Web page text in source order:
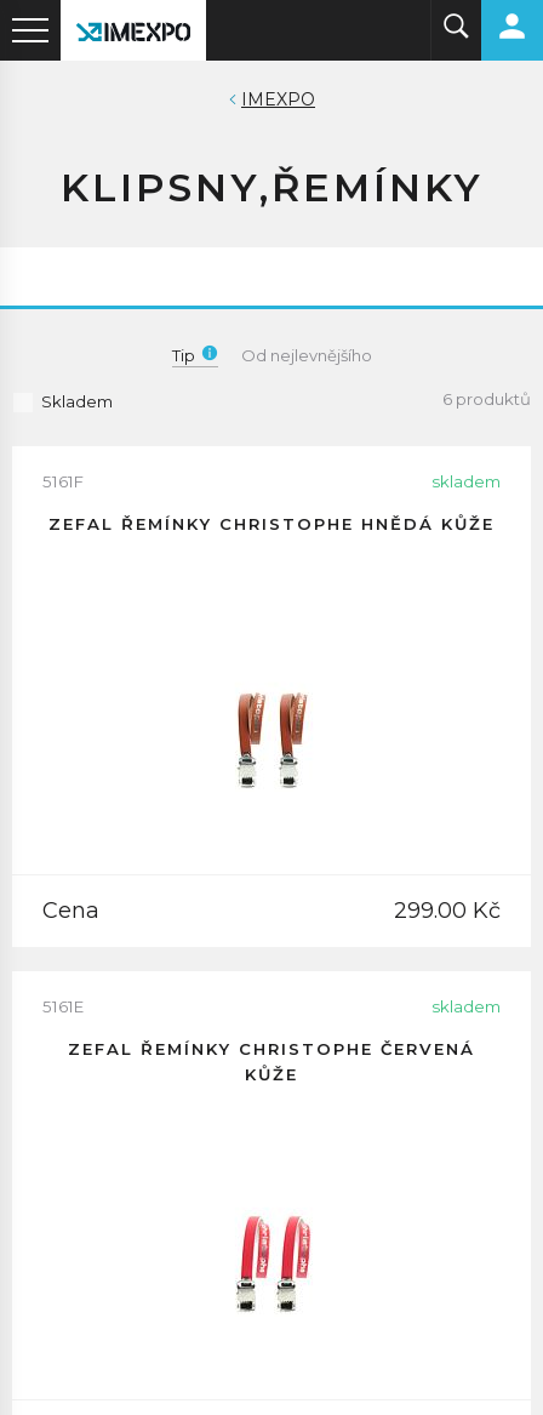
IMEXPO
KLIPSNY,ŘEMÍNKY
Tip Od nejlevnějšího
Skladem 6 produktů
5161F skladem
ZEFAL ŘEMÍNKY CHRISTOPHE HNĚDÁ KŮŽE
Cena 299.00 Kč
5161E skladem
ZEFAL ŘEMÍNKY CHRISTOPHE ČERVENÁ
KŮŽE